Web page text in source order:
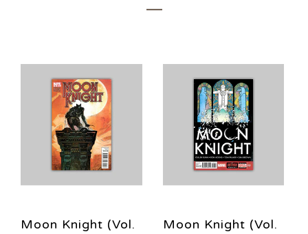
Moon Knight (Vol.
Moon Knight (Vol.